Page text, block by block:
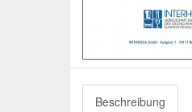
Beschreibung